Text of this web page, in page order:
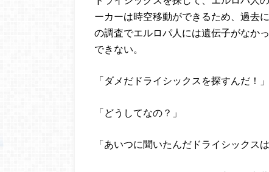
ーカーは時空移動ができるため、過去
の調査でエルロパ人には遺伝子がなか
できない。
「ダメだドライシックスを探すんだ！」
「どうしてなの？」
「あいつに聞いたんだドライシックス